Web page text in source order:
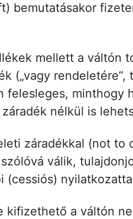
bemutatásakor
mellett a váltón
(„vagy
felesleges, minthogy
nélkül is
záradékkal (not to
válik,
(cessiós)
kifizethető a váltón